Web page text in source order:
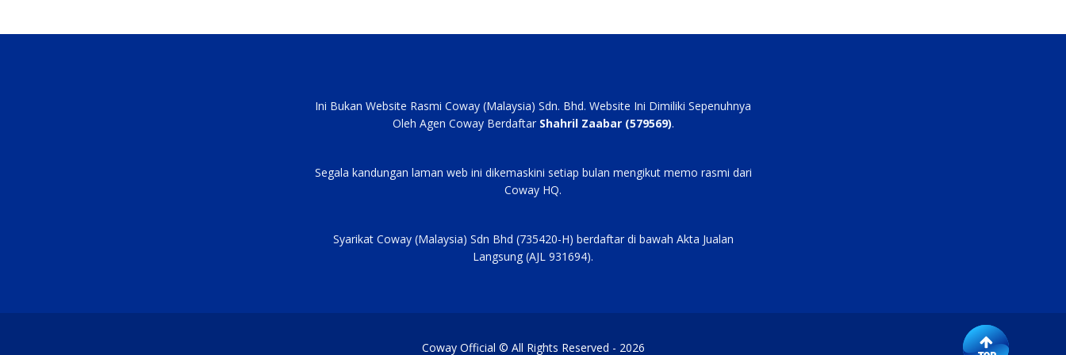
Ini Bukan Website Rasmi Coway (Malaysia) Sdn. Bhd. Website Ini Dimiliki Sepenuhnya
Oleh Agen Coway Berdaftar Shahril Zaabar (579569).
Segala kandungan laman web ini dikemaskini setiap bulan mengikut memo rasmi dari
Coway HQ.
Syarikat Coway (Malaysia) Sdn Bhd (735420-H) berdaftar di bawah Akta Jualan
Langsung (AJL 931694).
Coway Official © All Rights Reserved - 2026